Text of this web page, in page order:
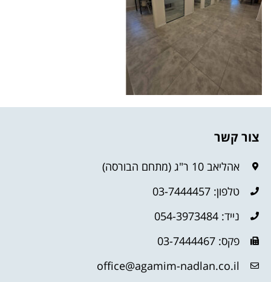
צור קשר
אהליאב 10 ר"ג (מתחם הבורסה)
טלפון: 03-7444457
נייד: 054-3973484
פקס: 03-7444467
office@agamim-nadlan.co.il